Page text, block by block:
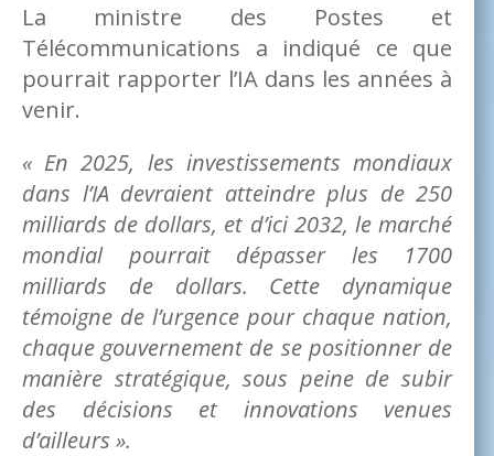
La ministre des Postes et
Télécommunications a indiqué ce que
pourrait rapporter l’IA dans les années à
venir.
« En 2025, les investissements mondiaux
dans l’IA devraient atteindre plus de 250
milliards de dollars, et d’ici 2032, le marché
mondial pourrait dépasser les 1700
milliards de dollars. Cette dynamique
témoigne de l’urgence pour chaque nation,
chaque gouvernement de se positionner de
manière stratégique, sous peine de subir
des décisions et innovations venues
d’ailleurs ».